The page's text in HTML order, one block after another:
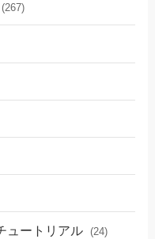
(267)
ュートリアル (24)